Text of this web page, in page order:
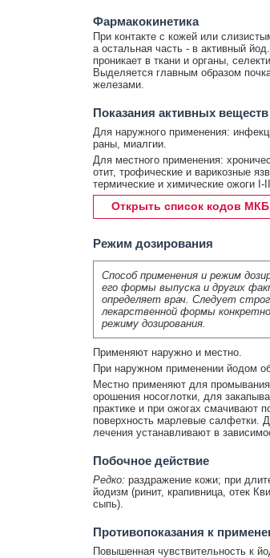
Фармакокинетика
При контакте с кожей или
а остальная часть - в активный
проникает в ткани и органы,
Выделяется главным образом
железами.
Показания активных
Для наружного применения:
раны, миалгии.
Для местного применения:
отит, трофические и варикозные
термические и химические ожоги I-
Открыть список кодов МКБ
Режим дозирования
Способ применения и режим
его формы выпуска и других
определяет врач. Следует
лекарственной формы
режиму дозирования.
Применяют наружно и местно.
При наружном применении йодом
Местно применяют для
орошения носоглотки, для
практике и при ожогах смачивают
поверхность марлевые салфетки.
лечения устанавливают в
Побочное действие
Редко: раздражение кожи; при
йодизм (ринит, крапивница, отек
сыпь).
Противопоказания к
Повышенная чувствительность к